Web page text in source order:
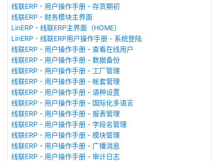
线联ERP - 用户操作手册 - 存货期初
线联ERP - 财务模块主界面
LinERP - 线联ERP主界面（HOME）
LinERP - 线联ERP用户操作手册 - 系统登陆
线联ERP - 用户操作手册 - 查看在线用户
线联ERP - 用户操作手册 - 数据备份
线联ERP - 用户操作手册 - 工厂管理
线联ERP - 用户操作手册 - 帐套管理
线联ERP - 用户操作手册 - 语种设置
线联ERP - 用户操作手册 - 国际化多语言
线联ERP - 用户操作手册 - 报表管理
线联ERP - 用户操作手册 - 字段名管理
线联ERP - 用户操作手册 - 模块管理
线联ERP - 用户操作手册 - 广播消息
线联ERP - 用户操作手册 - 审计日志